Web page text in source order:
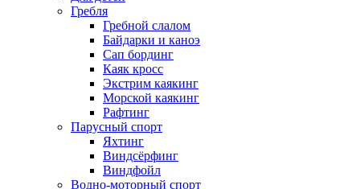
Гребля
Гребной слалом
Байдарки и каноэ
Сап бординг
Каяк кросс
Экстрим каякинг
Морской каякинг
Рафтинг
Парусный спорт
Яхтинг
Виндсёрфинг
Виндфойл
Водно-моторный спорт